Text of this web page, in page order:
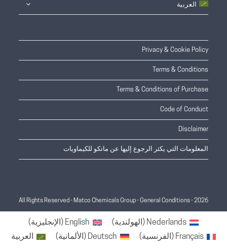
العربية
Privacy & Cookie Policy
Terms & Conditions
Terms & Conditions of Purchase
Code of Conduct
Disclaimer
المعلومات التي يكثر الرجوع إليها عن ماتكو للكيماويات
2026 - All Rights Reserved - Matco Chemicals Group -
General Conditions
Nederlands
(الهولندية)
English
(الإنجليزية)
Français
(الفرنسية)
Deutsch
(الألمانية) العربية